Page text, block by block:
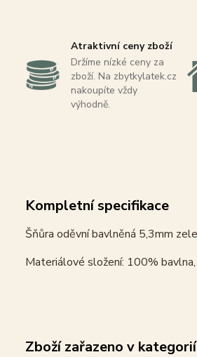
Atraktivní ceny zboží
Držíme nízké ceny za
zboží. Na zbytkylatek.cz
nakoupíte vždy
výhodně.
Kompletní specifikace
Šňůra oděvní bavlněná 5,3mm
Materiálové složení: 100% bavlna,
Zboží zařazeno v